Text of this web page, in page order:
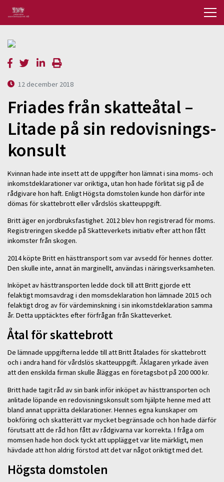
12 december 2018
Friades från skatteåtal –
Litade på sin redovisnings-
konsult
Kvinnan hade inte insett att de uppgifter hon lämnat i sina moms- och
inkomstdeklarationer var oriktiga, utan hon hade förlitat sig på de
rådgivare hon haft. Enligt Högsta domstolen kunde hon därför inte
dömas för skattebrott eller vårdslös skatteuppgift.
Britt äger en jordbruksfastighet. 2012 blev hon registrerad för moms.
Registreringen skedde på Skatteverkets initiativ efter att hon fått
inkomster från skogen.
2014 köpte Britt en hästtransport som var avsedd för hennes dotter.
Den skulle inte, annat än marginellt, användas i näringsverksamheten.
Inköpet av hästtransporten ledde dock till att Britt gjorde ett
felaktigt momsavdrag i den momsdeklaration hon lämnade 2015 och
felaktigt drog av för värdeminskning i sin inkomstdeklaration samma
år. Detta upptäcktes efter förfrågan från Skatteverket.
Åtal för skattebrott
De lämnade uppgifterna ledde till att Britt åtalades för skattebrott
och i andra hand för vårdslös skatteuppgift. Åklagaren yrkade även
att den enskilda firman skulle åläggas en företagsbot på 200 000 kr.
Britt hade tagit råd av sin bank inför inköpet av hästtransporten och
anlitade löpande en redovisningskonsult som hjälpte henne med att
bland annat upprätta deklarationer. Hennes egna kunskaper om
bokföring och skatterätt var mycket begränsade och hon hade därför
förutsatt att de råd hon fått av rådgivarna var korrekta. I fråga om
momsen hade hon dock tyckt att upplägget var lite märkligt, men
hävdade att hon aldrig förstod att det var något oriktigt med det.
Högsta domstolen